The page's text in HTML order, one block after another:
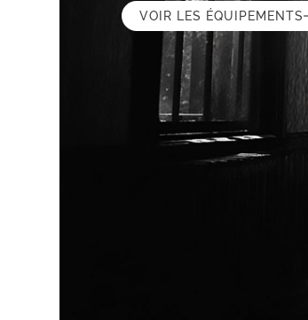
VOIR LES ÉQUIPEMENTS